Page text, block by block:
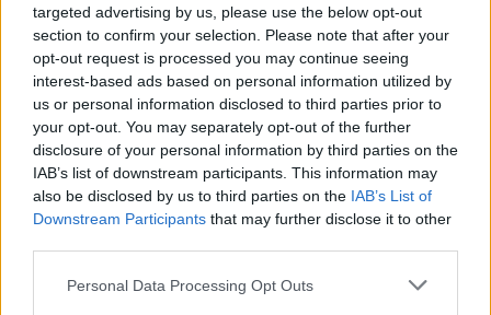
targeted advertising by us, please use the below opt-out
section to confirm your selection. Please note that after your
opt-out request is processed you may continue seeing
interest-based ads based on personal information utilized by
us or personal information disclosed to third parties prior to
your opt-out. You may separately opt-out of the further
disclosure of your personal information by third parties on the
IAB’s list of downstream participants. This information may
also be disclosed by us to third parties on the IAB’s List of
Downstream Participants that may further disclose it to other
Personal Data Processing Opt Outs
"Piazza blindata ed esplosioni".
Tassisti, protesta a oltranza:
tensione alle stelle
14/07/2022
LA PROTESTA
Scuola, incubo Covid "Due anni
sotto ricatto" Cosa dicono gli